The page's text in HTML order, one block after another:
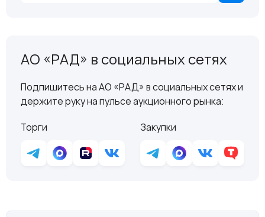
АО «РАД» в социальных сетях
Подпишитесь на АО «РАД» в социальных сетях и
держите руку на пульсе аукционного рынка:
Торги
Закупки